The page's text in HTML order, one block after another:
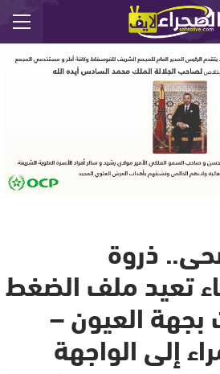
ذروة
تعيد ملف الضغط
العيون –
إلى الواجهة